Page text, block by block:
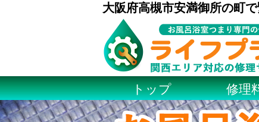
大阪府高槻市安満御所の町
トップ 修理